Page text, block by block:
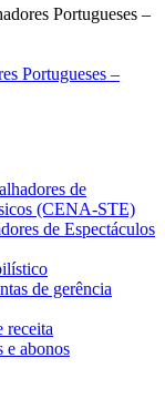
Portugueses –
de
(CENA-STE)
de Espectáculos
de gerência
receita
e abonos